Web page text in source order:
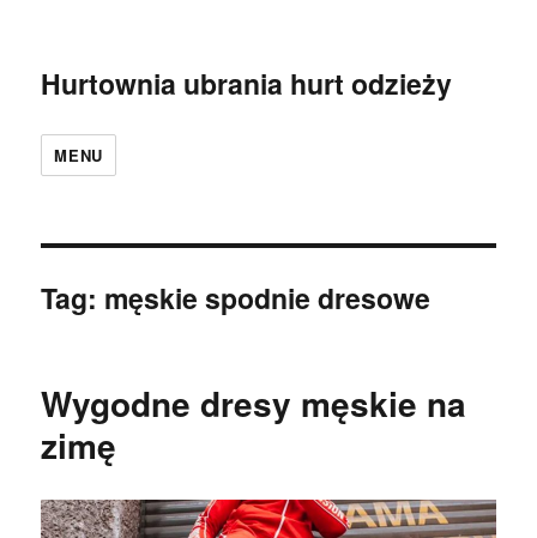
Hurtownia ubrania hurt odzieży
MENU
Tag: męskie spodnie dresowe
Wygodne dresy męskie na
zimę